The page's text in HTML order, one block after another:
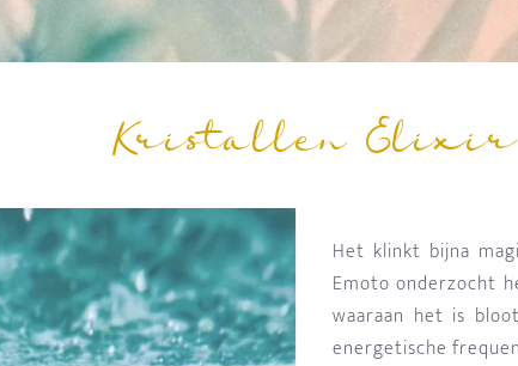
Kristallen Elixir
Het klinkt bijna
Emoto onderzocht
waaraan het is
energetische